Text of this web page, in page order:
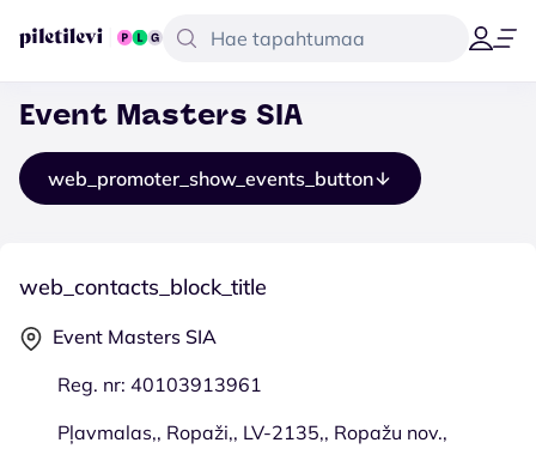
Event Masters SIA
web_promoter_show_events_button
web_contacts_block_title
Event Masters SIA
Reg. nr: 40103913961
Pļavmalas,, Ropaži,, LV-2135,, Ropažu nov.,